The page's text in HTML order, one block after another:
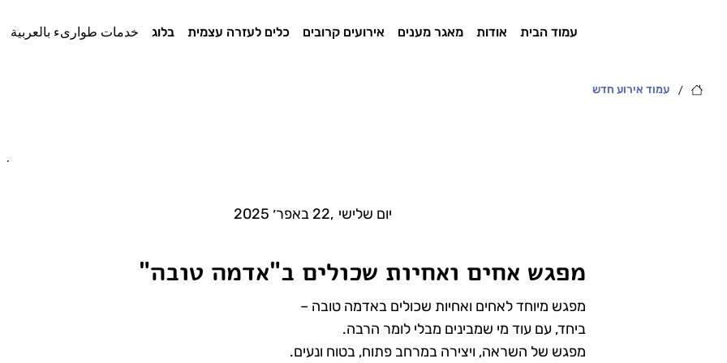
עמוד הבית אודות מאגר מענים אירועים קרובים כלים לעזרה עצמית בלוג خدمات طوارىء بالعربية
/ עמוד אירוע חדש
יום שלישי ,22 באפר׳ 2025
מפגש אחים ואחיות שכולים ב"אדמה טובה"
מפגש מיוחד לאחים ואחיות שכולים באדמה טובה –
ביחד, עם עוד מי שמבינים מבלי לומר הרבה.
מפגש של השראה, ויצירה במרחב פתוח, בטוח ונעים.